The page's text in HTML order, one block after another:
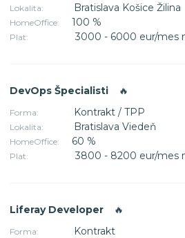
Lokalita: Bratislava Košice Žilina
HomeOffice: 100 %
Plat: 3000 - 6000 eur/mes
DevOps Špecialisti 🔥
Forma: Kontrakt / TPP
Lokalita: Bratislava Viedeň
HomeOffice: 60 %
Plat: 3800 - 8200 eur/mes
Liferay Developer 🔥
Forma: Kontrakt